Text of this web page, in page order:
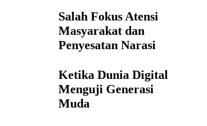
Salah Fokus Atensi
Masyarakat dan
Penyesatan Narasi
Ketika Dunia Digital
Menguji Generasi
Muda